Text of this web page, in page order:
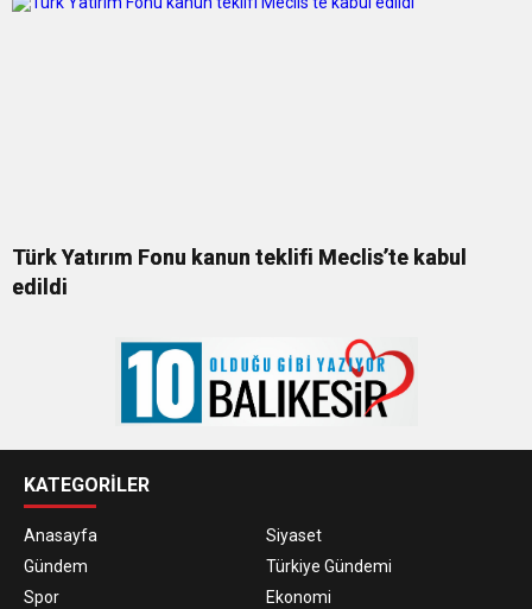
Türk Yatırım Fonu kanun teklifi Meclis’te kabul
edildi
KATEGORİLER
Anasayfa
Siyaset
Gündem
Türkiye Gündemi
Spor
Ekonomi